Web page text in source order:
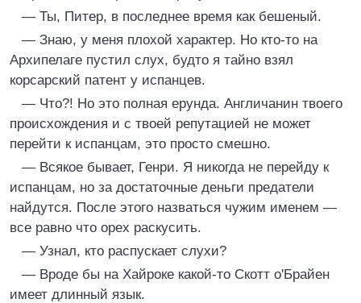
— Ты, Питер, в последнее время как бешеный.
— Знаю, у меня плохой характер. Но кто-то на
Архипелаге пустил слух, будто я тайно взял
корсарский патент у испанцев.
— Что?! Но это полная ерунда. Англичанин твоего
происхождения и с твоей репутацией не может
перейти к испанцам, это просто смешно.
— Всякое бывает, Генри. Я никогда не перейду к
испанцам, но за достаточные деньги предатели
найдутся. После этого назваться чужим именем —
все равно что орех раскусить.
— Узнал, кто распускает слухи?
— Вроде бы на Хайроке какой-то Скотт о'Брайен
имеет длинный язык.